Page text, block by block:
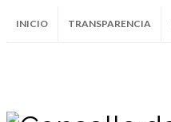
INICIO TRANSPARENCIA